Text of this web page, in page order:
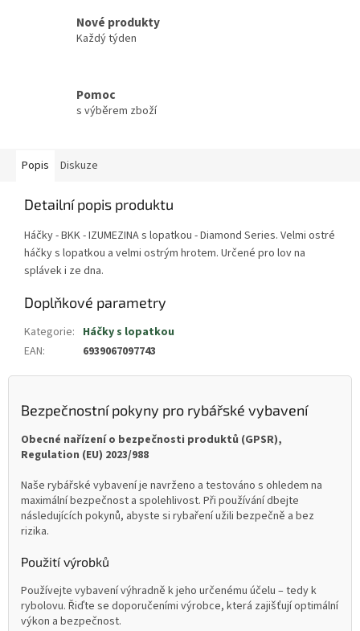
Nové produkty
Každý týden
Pomoc
s výběrem zboží
Popis Diskuze
Detailní popis produktu
Háčky - BKK - IZUMEZINA s lopatkou - Diamond Series. Velmi ostré
háčky s lopatkou a velmi ostrým hrotem. Určené pro lov na
splávek i ze dna.
Doplňkové parametry
Kategorie: Háčky s lopatkou
EAN: 6939067097743
Bezpečnostní pokyny pro rybářské vybavení
Obecné nařízení o bezpečnosti produktů (GPSR),
Regulation (EU) 2023/988
Naše rybářské vybavení je navrženo a testováno s ohledem na
maximální bezpečnost a spolehlivost. Při používání dbejte
následujících pokynů, abyste si rybaření užili bezpečně a bez
rizika.
Použití výrobků
Používejte vybavení výhradně k jeho určenému účelu – tedy k
rybolovu. Řiďte se doporučeními výrobce, která zajišťují optimální
výkon a bezpečnost.